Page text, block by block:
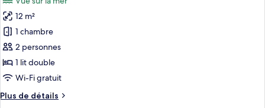
Mare)
Chambre
Double
Standard
(Senza
Vista
Mare)
les
photos
pour
ce
type
de
chambre :
Chambre
12 m²
1 chambre
2 personnes
1 lit double
Wi-Fi gratuit
Plus de détails
Plus